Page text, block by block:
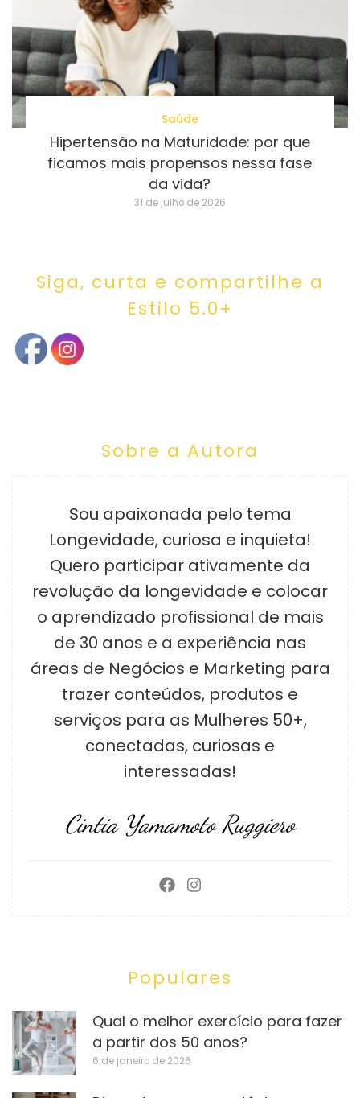
Saúde
Hipertensão na Maturidade: por que
ficamos mais propensos nessa fase
da vida?
31 de julho de 2026
Siga, curta e compartilhe a
Estilo 5.0+
Sobre a Autora
Sou apaixonada pelo tema
Longevidade, curiosa e inquieta!
Quero participar ativamente da
revolução da longevidade e colocar
o aprendizado profissional de mais
de 30 anos e a experiência nas
áreas de Negócios e Marketing para
trazer conteúdos, produtos e
serviços para as Mulheres 50+,
conectadas, curiosas e
interessadas!
Cintia Yamamoto Ruggiero
Populares
Qual o melhor exercício para fazer
a partir dos 50 anos?
6 de janeiro de 2026